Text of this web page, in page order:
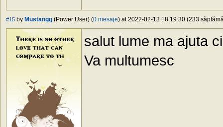
#15 by Mustangg (Power User) (0 mesaje) at 2022-02-13 18:19:30 (233
salut lume ma ajuta
Va multumesc